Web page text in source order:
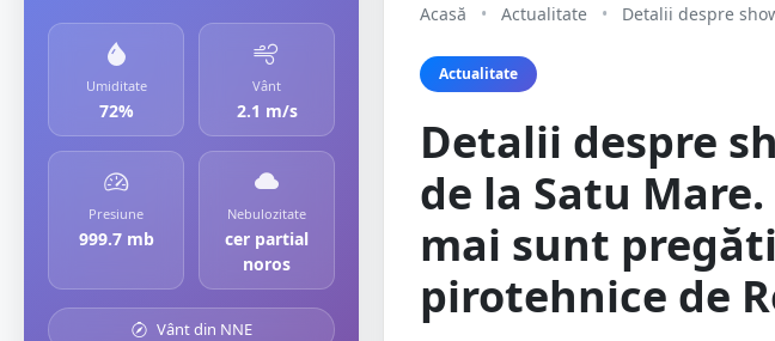
Umiditate
72%
Vânt
2.1 m/s
Presiune
999.7 mb
Nebulozitate
cer partial
noros
Vânt din NNE
Acasă • Actualitate • Detalii despre
Actualitate
Detalii despre
de la Satu
mai sunt
pirotehnice de